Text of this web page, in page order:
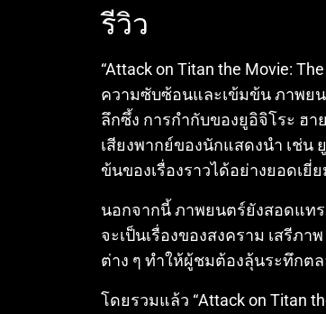
รีวิว
“Attack on Titan the Movie:
ความซับซ้อนและเข้มข้น ภาพย
ลึกซึ้ง การกำกับของยูอิจิโระ ฮ
เสียงพากย์ของนักแสดงนำ เช่น
ข้นของเรื่องราวได้อย่างยอดเยี่
นอกจากนี้ ภาพยนตร์ยังสอดแท
จะเป็นเรื่องของสงคราม เสรีภ
ต่าง ๆ ทำให้ผู้ชมต้องลุ้นระทึกตล
โดยรวมแล้ว “Attack on Titan